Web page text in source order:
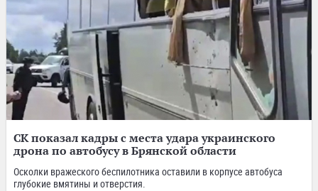
СК показал кадры с места удара украинского
дрона по автобусу в Брянской области
Осколки вражеского беспилотника оставили в корпусе автобуса
глубокие вмятины и отверстия.